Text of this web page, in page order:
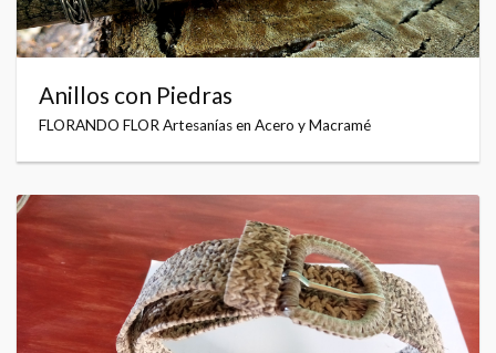
Anillos con Piedras
FLORANDO FLOR Artesanías en Acero y Macramé